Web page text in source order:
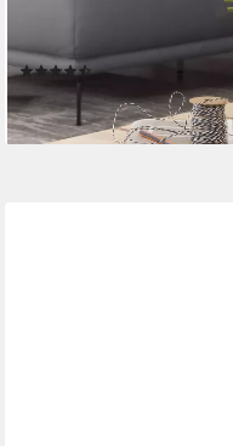
Couchtisch Landhaus
Quadratisch), Kleiner
(22)
79,95 €
lieferbar - in 2-3 Werktagen bei